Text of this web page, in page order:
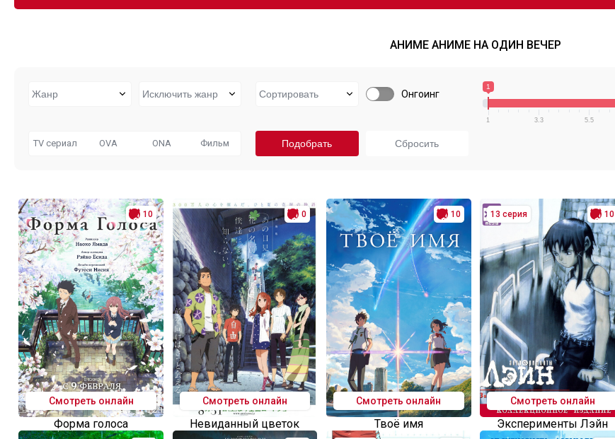
АНИМЕ АНИМЕ НА ОДИН ВЕЧЕР
Онгоинг
1
1 3.3 5.5
TV сериал OVA ONA Фильм
10
Смотреть онлайн
Форма голоса
0
Смотреть онлайн
Невиданный цветок
10
Смотреть онлайн
Твоё имя
13 серия 10
Смотреть онлайн
Эксперименты Лэйн